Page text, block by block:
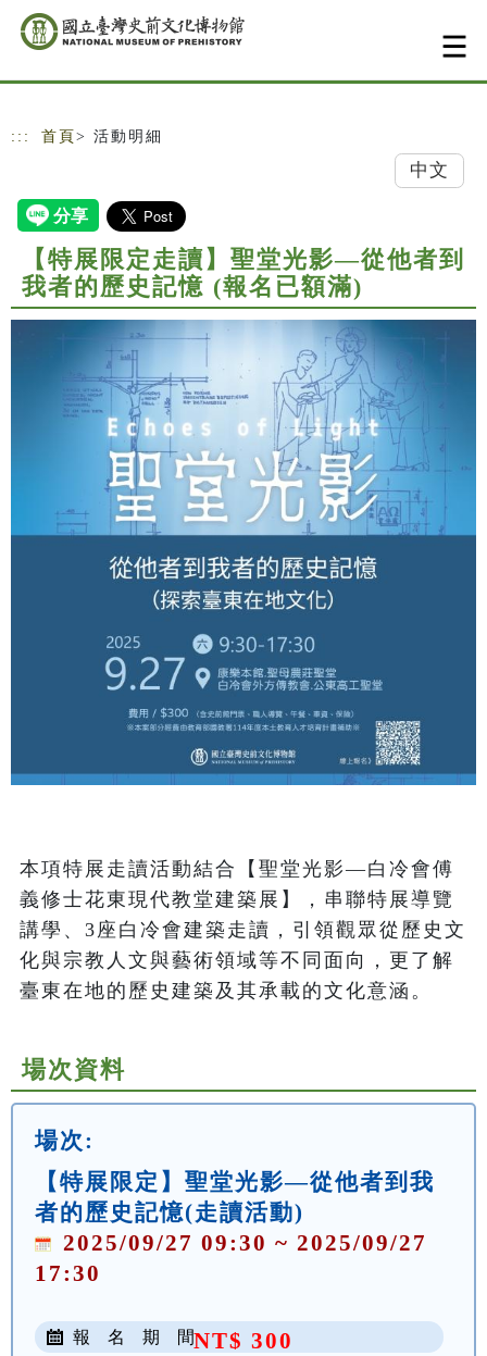
跳到主要內容
網站導覽
::: 首頁 > 活動明細
中文
【特展限定走讀】聖堂光影—從他者到
我者的歷史記憶 (報名已額滿)
本項特展走讀活動結合【聖堂光影—白冷會傅
義修士花東現代教堂建築展】，串聯特展導覽
講學、3座白冷會建築走讀，引領觀眾從歷史文
化與宗教人文與藝術領域等不同面向，更了解
臺東在地的歷史建築及其承載的文化意涵。
場次資料
場次:
【特展限定】聖堂光影—從他者到我
者的歷史記憶(走讀活動)
2025/09/27 09:30 ~ 2025/09/27
17:30
NT$ 300
報 名 期 間